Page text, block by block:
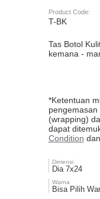
Product Code:
T-BK
Tas Botol
kemana -
*Ketentuan
(wrapping)
dapat
Condition dan
Dimensi
Dia 7x24
Warna
Bisa Pilih